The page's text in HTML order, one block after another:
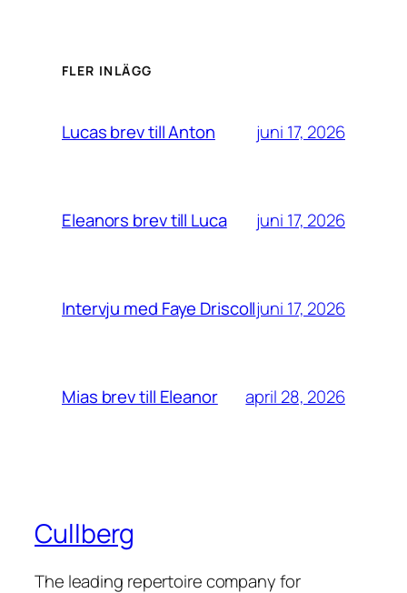
FLER INLÄGG
Lucas brev till Anton juni 17, 2026
Eleanors brev till Luca juni 17, 2026
Intervju med Faye Driscolljuni 17, 2026
Mias brev till Eleanor april 28, 2026
Cullberg
The leading repertoire company for